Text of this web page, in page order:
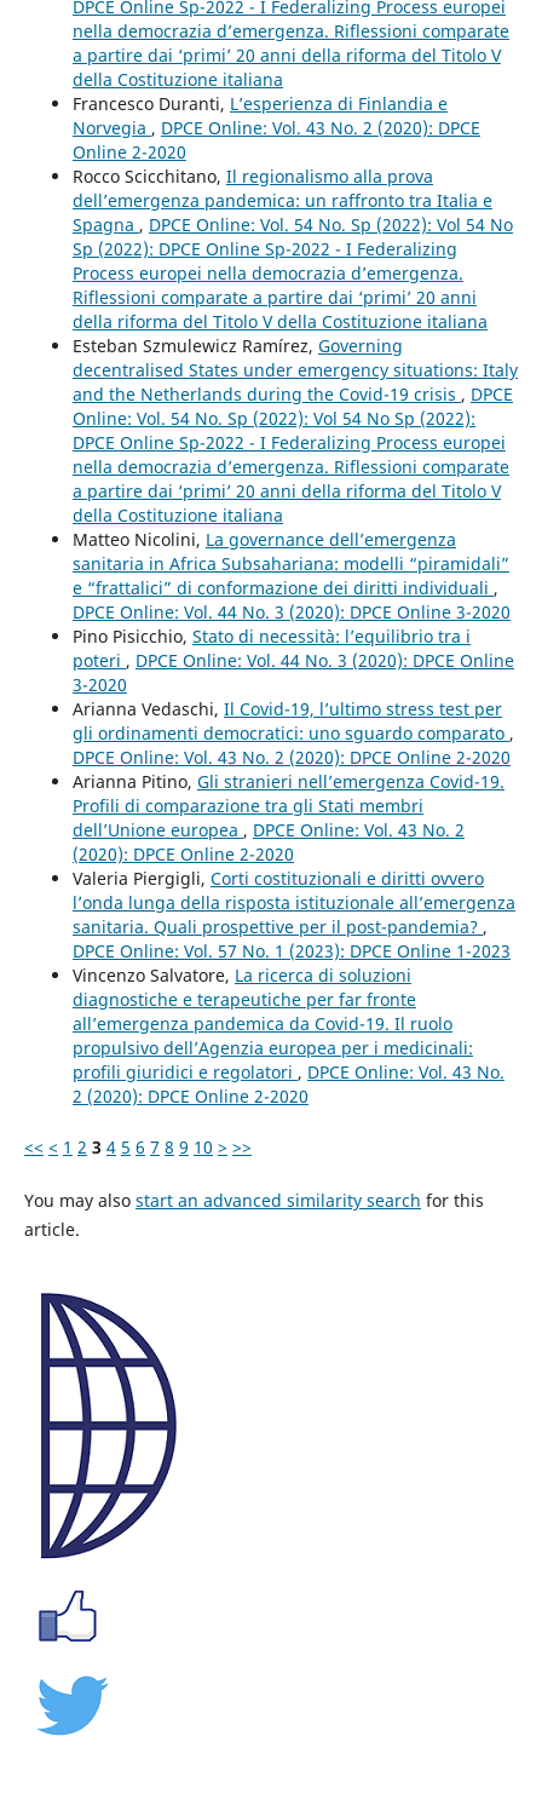
DPCE Online Sp-2022 - I Federalizing Process europei
nella democrazia d’emergenza. Riflessioni comparate
a partire dai ‘primi’ 20 anni della riforma del Titolo V
della Costituzione italiana
Francesco Duranti, L’esperienza di Finlandia e
Norvegia , DPCE Online: Vol. 43 No. 2 (2020): DPCE
Online 2-2020
Rocco Scicchitano, Il regionalismo alla prova
dell’emergenza pandemica: un raffronto tra Italia e
Spagna , DPCE Online: Vol. 54 No. Sp (2022): Vol 54 No
Sp (2022): DPCE Online Sp-2022 - I Federalizing
Process europei nella democrazia d’emergenza.
Riflessioni comparate a partire dai ‘primi’ 20 anni
della riforma del Titolo V della Costituzione italiana
Esteban Szmulewicz Ramírez, Governing
decentralised States under emergency situations: Italy
and the Netherlands during the Covid-19 crisis , DPCE
Online: Vol. 54 No. Sp (2022): Vol 54 No Sp (2022):
DPCE Online Sp-2022 - I Federalizing Process europei
nella democrazia d’emergenza. Riflessioni comparate
a partire dai ‘primi’ 20 anni della riforma del Titolo V
della Costituzione italiana
Matteo Nicolini, La governance dell’emergenza
sanitaria in Africa Subsahariana: modelli “piramidali”
e “frattalici” di conformazione dei diritti individuali ,
DPCE Online: Vol. 44 No. 3 (2020): DPCE Online 3-2020
Pino Pisicchio, Stato di necessità: l’equilibrio tra i
poteri , DPCE Online: Vol. 44 No. 3 (2020): DPCE Online
3-2020
Arianna Vedaschi, Il Covid-19, l’ultimo stress test per
gli ordinamenti democratici: uno sguardo comparato ,
DPCE Online: Vol. 43 No. 2 (2020): DPCE Online 2-2020
Arianna Pitino, Gli stranieri nell’emergenza Covid-19.
Profili di comparazione tra gli Stati membri
dell’Unione europea , DPCE Online: Vol. 43 No. 2
(2020): DPCE Online 2-2020
Valeria Piergigli, Corti costituzionali e diritti ovvero
l’onda lunga della risposta istituzionale all’emergenza
sanitaria. Quali prospettive per il post-pandemia? ,
DPCE Online: Vol. 57 No. 1 (2023): DPCE Online 1-2023
Vincenzo Salvatore, La ricerca di soluzioni
diagnostiche e terapeutiche per far fronte
all’emergenza pandemica da Covid-19. Il ruolo
propulsivo dell’Agenzia europea per i medicinali:
profili giuridici e regolatori , DPCE Online: Vol. 43 No.
2 (2020): DPCE Online 2-2020
<< < 1 2 3 4 5 6 7 8 9 10 > >>
You may also start an advanced similarity search for this
article.